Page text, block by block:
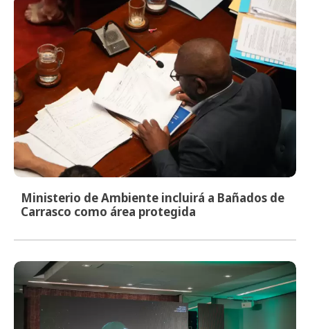
Ministerio de Ambiente incluirá a Bañados de
Carrasco como área protegida